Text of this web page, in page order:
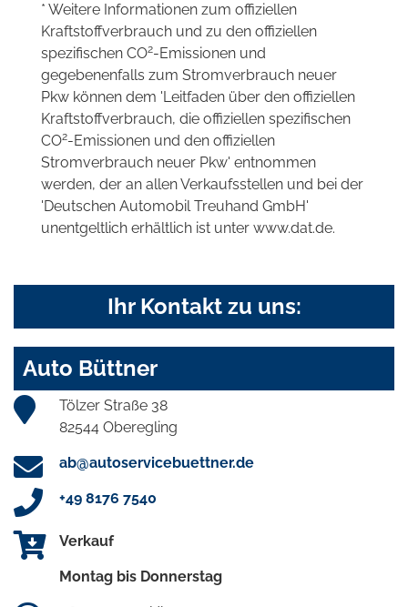
* Weitere Informationen zum offiziellen
Kraftstoffverbrauch und zu den offiziellen
spezifischen CO2-Emissionen und
gegebenenfalls zum Stromverbrauch neuer
Pkw können dem 'Leitfaden über den offiziellen
Kraftstoffverbrauch, die offiziellen spezifischen
CO2-Emissionen und den offiziellen
Stromverbrauch neuer Pkw' entnommen
werden, der an allen Verkaufsstellen und bei der
'Deutschen Automobil Treuhand GmbH'
unentgeltlich erhältlich ist unter www.dat.de.
Ihr Kontakt zu uns:
Auto Büttner
Tölzer Straße 38
82544 Oberegling
ab@autoservicebuettner.de
+49 8176 7540
Verkauf
Montag bis Donnerstag